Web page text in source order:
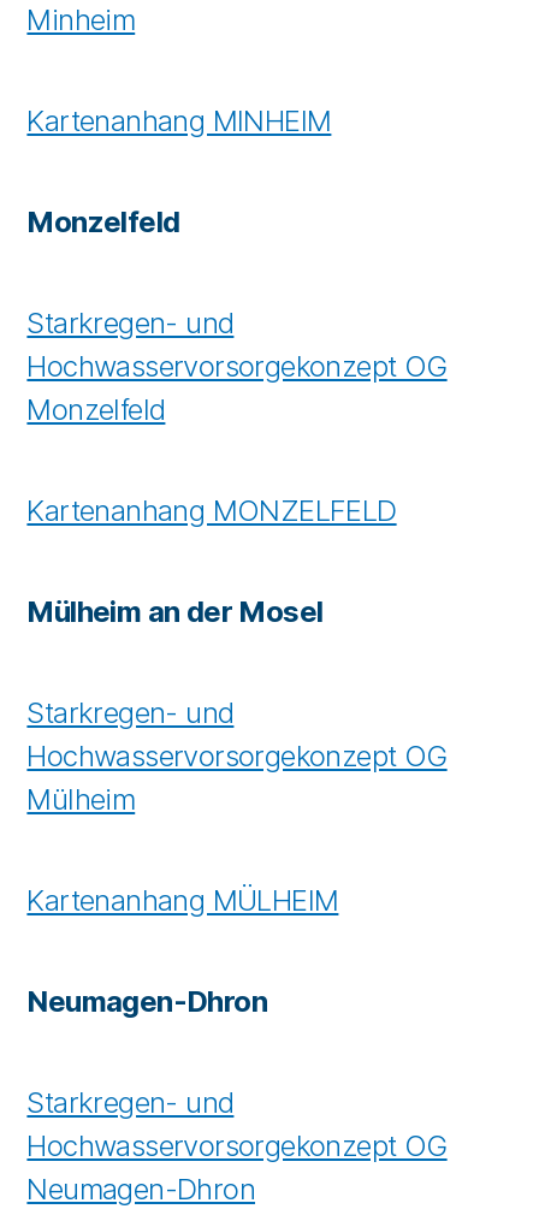
Minheim
Kartenanhang MINHEIM
Monzelfeld
Starkregen- und
Hochwasservorsorgekonzept OG
Monzelfeld
Kartenanhang MONZELFELD
Mülheim an der Mosel
Starkregen- und
Hochwasservorsorgekonzept OG
Mülheim
Kartenanhang MÜLHEIM
Neumagen-Dhron
Starkregen- und
Hochwasservorsorgekonzept OG
Neumagen-Dhron